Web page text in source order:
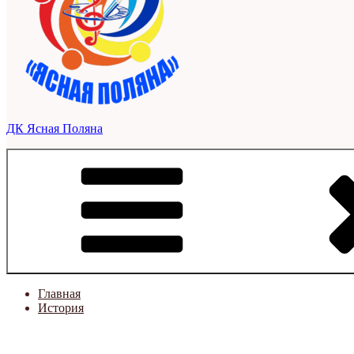
ДК Ясная Поляна
Главная
История